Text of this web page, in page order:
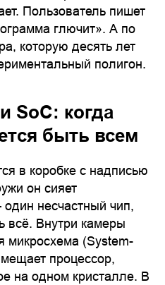
Пользователь пишет
глючит». А по
которую десять лет
полигон.
SoC: когда
быть всем
в коробке с надписью
он сияет
несчастный чип,
всё. Внутри камеры
микросхема (System-
процессор,
на одном кристалле. В